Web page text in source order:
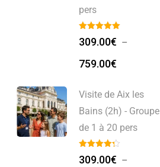
pers
309.00€ –
759.00€
prix :
309.00€
à
759.00€
Visite de Aix les
Bains (2h) - Groupe
de 1 à 20 pers
309.00€ –